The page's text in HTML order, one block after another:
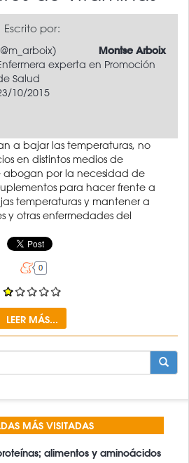
Escrito por:
Montse Arboix
experta en Promoción
Salud
10/2015
a bajar las temperaturas, no
en distintos medios de
por la necesidad de
para hacer frente a
temperaturas y mantener a
y otras enfermedades del
LEER MÁS...
MÁS VISITADAS
alimentos y aminoácidos